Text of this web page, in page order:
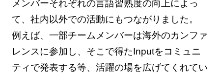
メンバーそれぞれの言語習熟度の向上によっ
て、社内以外での活動にもつながりました。
例えば、一部チームメンバーは海外のカンファ
レンスに参加し、そこで得たInputをコミュニ
ティで発表する等、活躍の場を広げてくれてい